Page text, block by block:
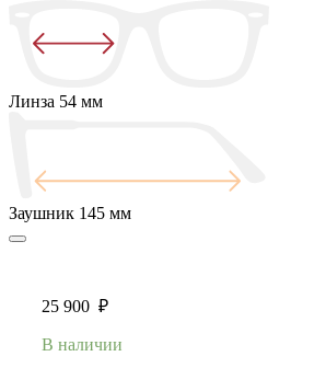
Линза 54 мм
Заушник 145 мм
25 900 ₽
В наличии